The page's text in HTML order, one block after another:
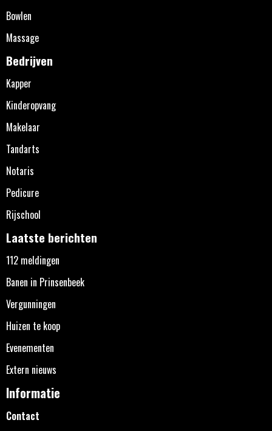
Bowlen
Massage
Bedrijven
Kapper
Kinderopvang
Makelaar
Tandarts
Notaris
Pedicure
Rijschool
Laatste berichten
112 meldingen
Banen in Prinsenbeek
Vergunningen
Huizen te koop
Evenementen
Extern nieuws
Informatie
Contact